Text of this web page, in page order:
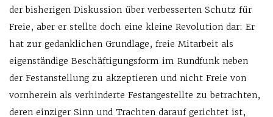
der bisherigen Diskussion über verbesserten Schutz für
Freie, aber er stellte doch eine kleine Revolution dar: Er
hat zur gedanklichen Grundlage, freie Mitarbeit als
eigenständige Beschäftigungsform im Rundfunk neben
der Festanstellung zu akzeptieren und nicht Freie von
vornherein als verhinderte Festangestellte zu betrachten,
deren einziger Sinn und Trachten darauf gerichtet ist,